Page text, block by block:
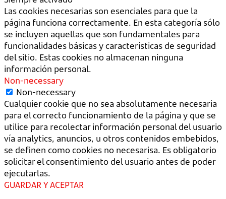
Las cookies necesarias son esenciales para que la
página funciona correctamente. En esta categoría sólo
se incluyen aquellas que son fundamentales para
funcionalidades básicas y características de seguridad
del sitio. Estas cookies no almacenan ninguna
información personal.
Non-necessary
Non-necessary
Cualquier cookie que no sea absolutamente necesaria
para el correcto funcionamiento de la página y que se
utilice para recolectar información personal del usuario
vía analytics, anuncios, u otros contenidos embebidos,
se definen como cookies no necesarisa. Es obligatorio
solicitar el consentimiento del usuario antes de poder
ejecutarlas.
GUARDAR Y ACEPTAR